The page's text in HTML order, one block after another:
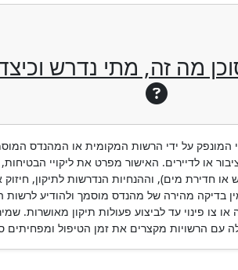
מה זה, מתי נדרש
המונפק על ידי הרשות המקומית או המהנדס
או לדיירים. האישור מפרט את ליקויי הבטיחות,
חדירת מים), וההנחיות הנדרשות לתיקון, חיזוק
בדיקה מהירה של מהנדס מוסמך ולהודיע לרשות
או צו פינוי עד לביצוע פעולות תיקון מאושרות.
עם הרשויות מקצרים את זמן הטיפול ומפחיתים